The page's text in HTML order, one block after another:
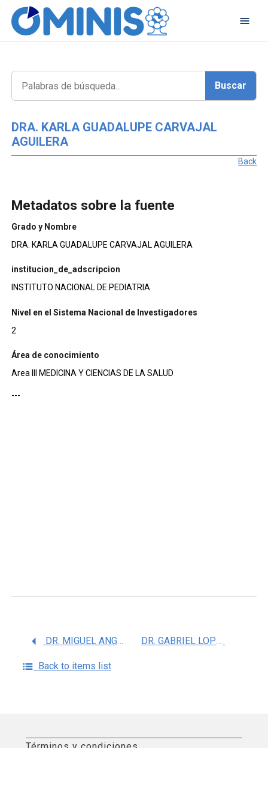
DRA. KARLA GUADALUPE CARVAJAL
AGUILERA
Back
Metadatos sobre la fuente
Grado y Nombre
DRA. KARLA GUADALUPE CARVAJAL AGUILERA
institucion_de_adscripcion
INSTITUTO NACIONAL DE PEDIATRIA
Nivel en el Sistema Nacional de Investigadores
2
Área de conocimiento
Area III MEDICINA Y CIENCIAS DE LA SALUD
---
DR. MIGUEL ANGEL ALCANTARA ORTIGOZA DR. GABRIEL LOPEZ VELAZQUEZ
Back to items list
Términos y condiciones